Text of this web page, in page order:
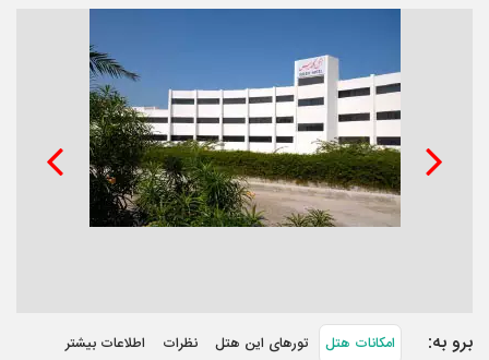
برو به: امکانات هتل تورهای این هتل نظرات اطلاعات بیشتر